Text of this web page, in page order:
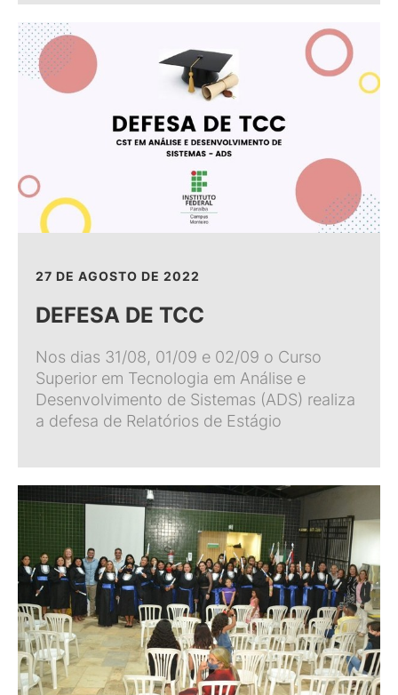
27 DE AGOSTO DE 2022
DEFESA DE TCC
Nos dias 31/08, 01/09 e 02/09 o Curso
Superior em Tecnologia em Análise e
Desenvolvimento de Sistemas (ADS) realiza
a defesa de Relatórios de Estágio